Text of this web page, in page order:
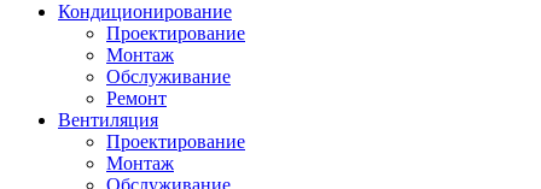
Кондиционирование
Проектирование
Монтаж
Обслуживание
Ремонт
Вентиляция
Проектирование
Монтаж